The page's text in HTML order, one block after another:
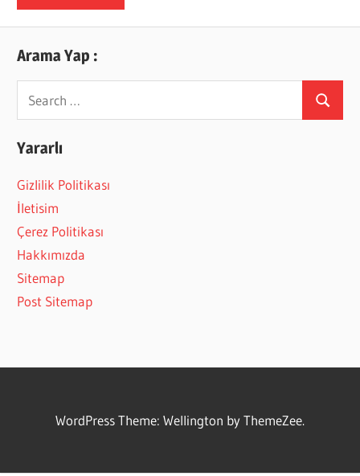
Arama Yap :
Search
for:
Search
Yararlı
Gizlilik Politikası
İletisim
Çerez Politikası
Hakkımızda
Sitemap
Post Sitemap
WordPress Theme: Wellington by ThemeZee.